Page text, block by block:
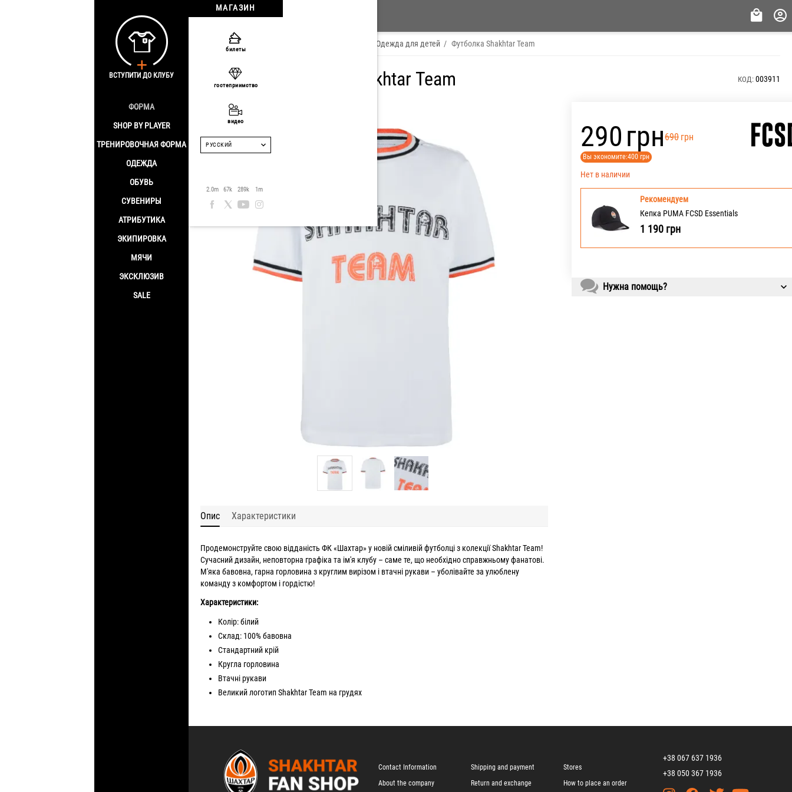
МАГАЗИН
ФОРМА
SHOP BY PLAYER
ТРЕНИРОВОЧНАЯ ФОРМА
ОДЕЖДА
ОБУВЬ
СУВЕНИРЫ
АТРИБУТИКА
ЭКИПИРОВКА
МЯЧИ
ЭКСКЛЮЗИВ
SALE
билеты
гостеприимство
видео
РУССКИЙ
2.0m 67k 289k 1m
ВСТУПИТИ ДО КЛУБУ
/ Одежда Одежда для детей / Футболка Shakhtar Team
Детская футболка Shakhtar Team КОД: 003911
Sale -[discount]%
‍290‍грн‍690‍ грн
Вы экономите:400 грн
Нет в наличии
Рекомендуем
Кепка PUMA FCSD Essentials
1 190 грн
Нужна помощь?
Опис Характеристики
Продемонструйте свою відданість ФК «Шахтар» у новій сміливій футболці з колекції Shakhtar Team!
Сучасний дизайн, неповторна графіка та ім'я клубу – саме те, що необхідно справжньому фанатові.
М'яка бавовна, гарна горловина з круглим вирізом і втачні рукави – уболівайте за улюблену
команду з комфортом і гордістю!
Характеристики:
Колір: білий
Склад: 100% бавовна
Стандартний крій
Кругла горловина
Втачні рукави
Великий логотип Shakhtar Team на грудях
Contact Information
About the company
Shipping and payment
Return and exchange
Stores
How to place an order
+38 067 637 1936
+38 050 367 1936